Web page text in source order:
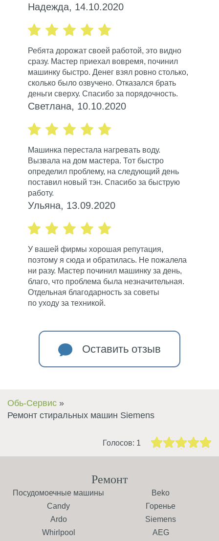
Надежда, 14.10.2020
Ребята дорожат своей работой, это видно
сразу. Мастер приехал вовремя, починил
машинку быстро. Денег взял ровно столько,
сколько было озвучено. Отказался брать
деньги сверху. Спасибо за порядочность.
Светлана, 10.10.2020
Машинка перестала нагревать воду.
Вызвала на дом мастера. Тот быстро
определил проблему, на следующий день
поставил новый тэн. Спасибо за быструю
работу.
Ульяна, 13.09.2020
У вашей фирмы хорошая репутация,
поэтому я сюда и обратилась. Не пожалела
ни разу. Мастер починил машинку за день,
благо, что проблема была незначительная.
Отдельная благодарность за советы
по уходу за техникой.
Оставить отзыв
Обь-Сервис
Ремонт стиральных машин Siemens
Голосов: 1
Ремонт
Посудомоечные машины
Beko
Candy
Горенье
Ardo
Siemens
Whirlpool
AEG